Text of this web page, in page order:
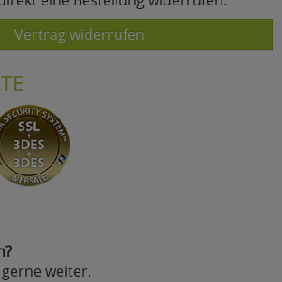
Vertrag widerrufen
weiter.